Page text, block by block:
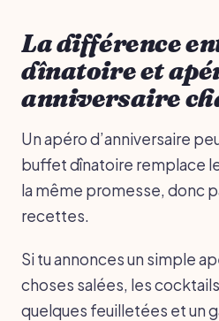
La différence
dînatoire et
anniversaire
Un apéro d’anniversaire
buffet dînatoire remplace
la même promesse, donc
recettes.
Si tu annonces un simple
choses salées, les
quelques feuilletées et un